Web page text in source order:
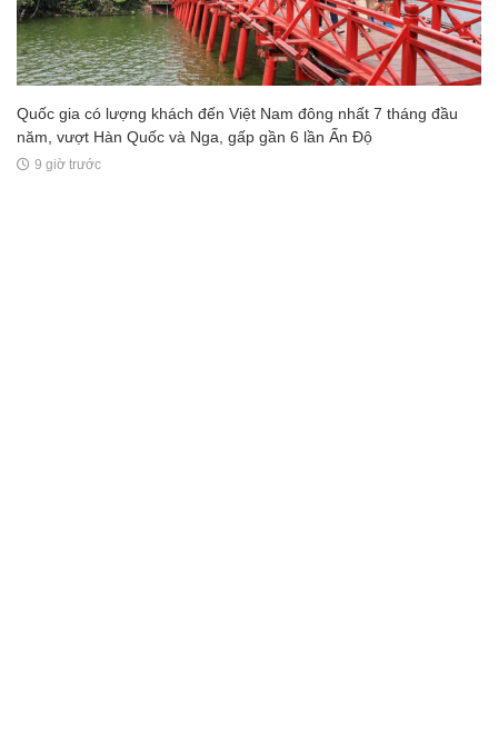
Quốc gia có lượng khách đến Việt Nam đông nhất 7 tháng đầu
năm, vượt Hàn Quốc và Nga, gấp gần 6 lần Ấn Độ
9 giờ trước